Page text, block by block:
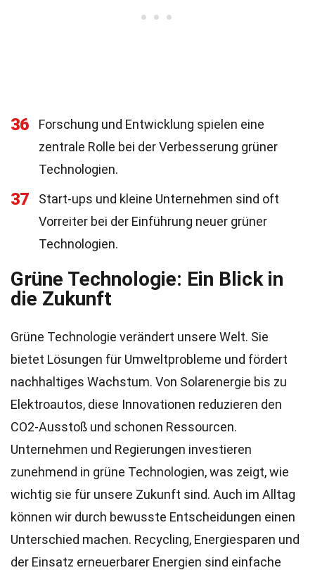
36
Forschung und Entwicklung spielen eine
zentrale Rolle bei der Verbesserung grüner
Technologien.
37
Start-ups und kleine Unternehmen sind oft
Vorreiter bei der Einführung neuer grüner
Technologien.
Grüne Technologie: Ein Blick in
die Zukunft
Grüne Technologie verändert unsere Welt. Sie
bietet Lösungen für Umweltprobleme und fördert
nachhaltiges Wachstum. Von Solarenergie bis zu
Elektroautos, diese Innovationen reduzieren den
CO2-Ausstoß und schonen Ressourcen.
Unternehmen und Regierungen investieren
zunehmend in grüne Technologien, was zeigt, wie
wichtig sie für unsere Zukunft sind. Auch im Alltag
können wir durch bewusste Entscheidungen einen
Unterschied machen. Recycling, Energiesparen und
der Einsatz erneuerbarer Energien sind einfache